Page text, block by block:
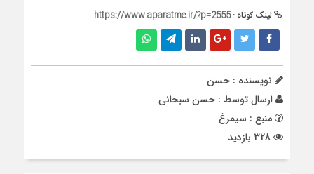
لینک کوتاه :https://www.aparatme.ir/?p=2555
نویسنده : حسن
ارسال توسط : حسن سبحانی
منبع : سیمرغ